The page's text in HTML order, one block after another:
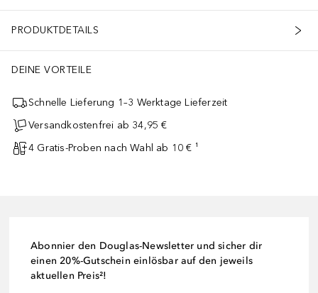
PRODUKTDETAILS
DEINE VORTEILE
Schnelle Lieferung 1–3 Werktage Lieferzeit
Versandkostenfrei ab 34,95 €
4 Gratis-Proben nach Wahl ab 10 € ¹
Abonnier den Douglas-Newsletter und sicher dir
einen 20%-Gutschein einlösbar auf den jeweils
aktuellen Preis²!